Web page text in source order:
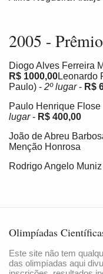
2005 -
Diogo Alves Ferreira
R$ 1000,00Leonardo
Paulo) - 2º lugar- R$
Paulo Henrique
lugar- R$ 400,00
João de Abreu
Menção Honrosa
Rodrigo Angelo
Olimpíadas
Este site não tem
das olimpíadas aqui